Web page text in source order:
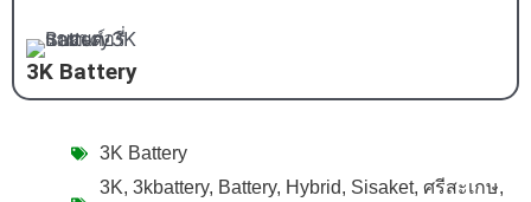
3K Battery
3K Battery
3K, 3kbattery, Battery, Hybrid, Sisaket, ศรีสะเกษ,